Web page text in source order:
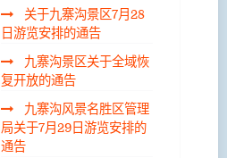
关于九寨沟景区7月28
日游览安排的通告
九寨沟景区关于全域恢
复开放的通告
九寨沟风景名胜区管理
局关于7月29日游览安排的
通告